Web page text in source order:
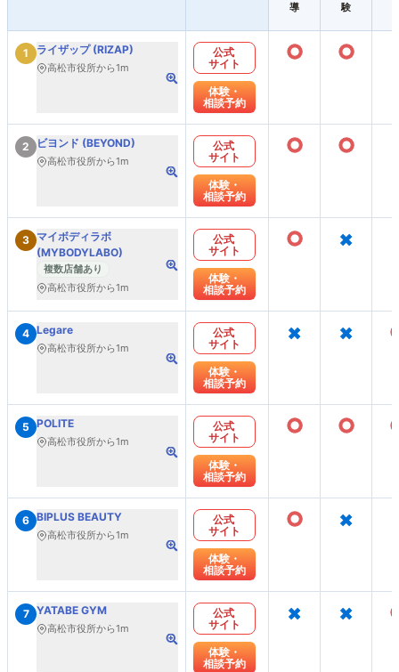
導
験
1 ライザップ (RIZAP)
高松市役所から1m
公式
サイト
体験・
相談予約
○ ○
2 ビヨンド (BEYOND)
高松市役所から1m
公式
サイト
体験・
相談予約
○ ○
3 マイボディラボ
(MYBODYLABO)
複数店舗あり
高松市役所から1m
公式
サイト
体験・
相談予約
○ ×
4 Legare
高松市役所から1m
公式
サイト
体験・
相談予約
× ×
5 POLITE
高松市役所から1m
公式
サイト
体験・
相談予約
○ ○
6 BIPLUS BEAUTY
高松市役所から1m
公式
サイト
体験・
相談予約
○ ×
7 YATABE GYM
高松市役所から1m
公式
サイト
体験・
相談予約
× ×